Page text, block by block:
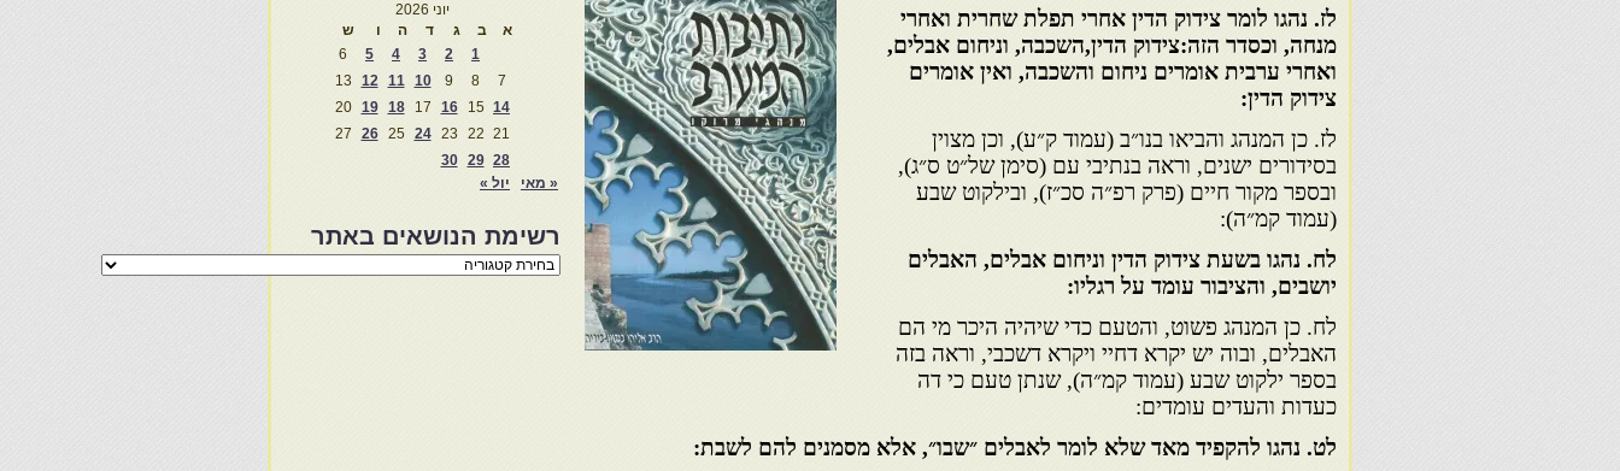
לז. נהגו לומר צידוק הדין אחרי תפלת שחרית ואחרי
מנחה, וכסדר הזה:צידוק הדין,השכבה, וניחום אבלים,
ואחרי ערבית אומרים ניחום והשכבה, ואין אומרים
צידוק הדין:
לז. כן המנהג והביאו בנו״ב (עמוד ק״ע), וכן מצוין
בסידורים ישנים, וראה בנתיבי עם (סימן של״ט ס״ג),
ובספר מקור חיים (פרק רפ״ה סכ״ז), ובילקוט שבע
(עמוד קמ״ה):
לח. נהגו בשעת צידוק הדין וניחום אבלים, האבלים
יושבים, והציבור עומד על רגליו:
לח. כן המנהג פשוט, והטעם כדי שיהיה היכר מי הם
האבלים, ובוה יש יקרא דחיי ויקרא דשכבי, וראה בזה
בספר ילקוט שבע (עמוד קמ״ה), שנתן טעם כי דה
כעדות והעדים עומדים:
לט. נהגו להקפיד מאד שלא לומר לאבלים ״שבו״, אלא מסמנים להם לשבת:
יוני 2026
א
ב ג ד ה ו
ש
1
2
3
4
5
6
7
8
9
10
11
12
13
14
15
16
17
18
19
20
21
22
23
24
25
26
27
28
29
30
« מאי
יול »
רשימת הנושאים באתר
רשימת
הנושאים